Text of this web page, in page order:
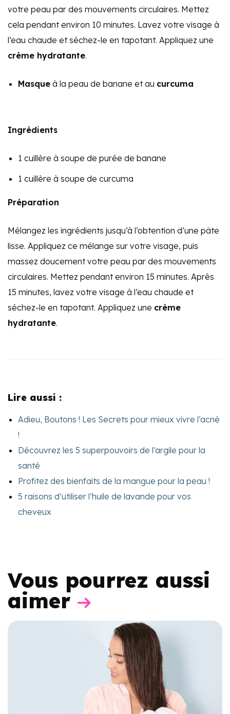
votre peau par des mouvements circulaires. Mettez
cela pendant environ 10 minutes. Lavez votre visage à
l’eau chaude et séchez-le en tapotant. Appliquez une
crème hydratante.
Masque à la peau de banane et au curcuma
Ingrédients
1 cuillère à soupe de purée de banane
1 cuillère à soupe de curcuma
Préparation
Mélangez les ingrédients jusqu’à l’obtention d’une pâte
lisse. Appliquez ce mélange sur votre visage, puis
massez doucement votre peau par des mouvements
circulaires. Mettez pendant environ 15 minutes. Après
15 minutes, lavez votre visage à l’eau chaude et
séchez-le en tapotant. Appliquez une crème
hydratante.
Lire aussi :
Adieu, Boutons ! Les Secrets pour mieux vivre l’acné
!
Découvrez les 5 superpouvoirs de l’argile pour la
santé
Profitez des bienfaits de la mangue pour la peau !
5 raisons d’utiliser l’huile de lavande pour vos
cheveux
Vous pourrez aussi
aimer